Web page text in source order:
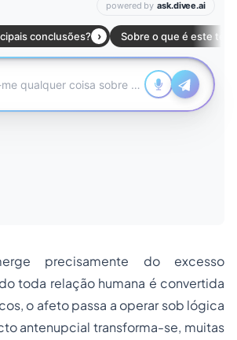
precisamente do excesso
toda relação humana é convertida
o afeto passa a operar sob lógica
antenupcial transforma-se, muitas